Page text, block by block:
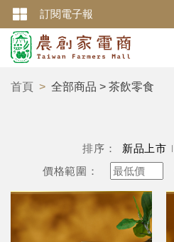
訂閱電子報
首頁 全部商品 > 茶飲零食
排序： 新品上市
價格範圍：